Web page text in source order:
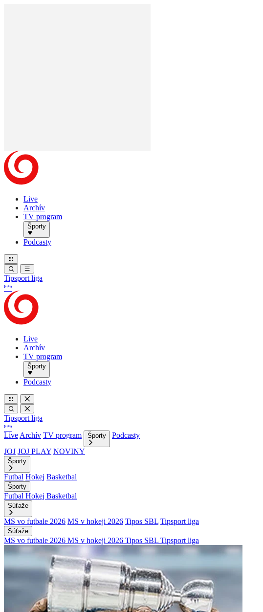
Live
Archív
TV program
Športy
Podcasty
Tipsport liga
Live
Archív
TV program
Športy
Podcasty
Tipsport liga
Live Archív TV program Športy
Podcasty
JOJ JOJ PLAY NOVINY
Športy
Futbal Hokej Basketbal
Športy
Futbal Hokej Basketbal
Súťaže
MS vo futbale 2026 MS v hokeji 2026 Tipos SBL Tipsport liga
Súťaže
MS vo futbale 2026 MS v hokeji 2026 Tipos SBL Tipsport liga